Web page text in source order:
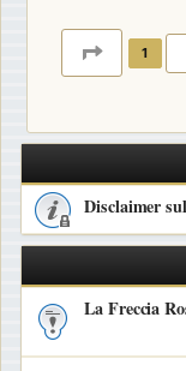
PAGINA
1
Disclaimer
La Freccia